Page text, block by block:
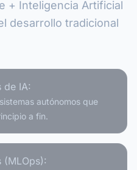
+ Inteligencia Artificial
desarrollo tradicional
de IA:
autónomos que
a fin.
(MLOps):